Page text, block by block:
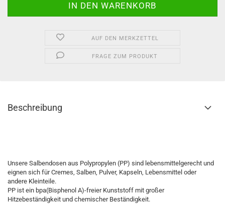
AUF DEN MERKZETTEL
FRAGE ZUM PRODUKT
Beschreibung
Unsere Salbendosen aus Polypropylen (PP) sind lebensmittelgerecht und
eignen sich für Cremes, Salben, Pulver, Kapseln, Lebensmittel oder
andere Kleinteile.
PP ist ein bpa(Bisphenol A)-freier Kunststoff mit großer
Hitzebeständigkeit und chemischer Beständigkeit.